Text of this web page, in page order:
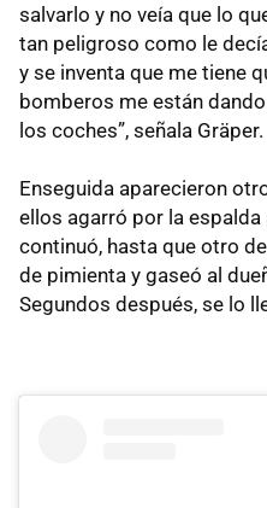
salvarlo y no veía que lo
tan peligroso como le
y se inventa que me tiene
bomberos me están
los coches”, señala Gräper.
Enseguida aparecieron
ellos agarró por la espalda
continuó, hasta que otro
de pimienta y gaseó al
Segundos después, se lo